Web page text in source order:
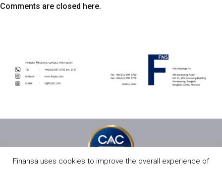
Comments are closed here.
Finansa uses cookies to improve the overall experience of